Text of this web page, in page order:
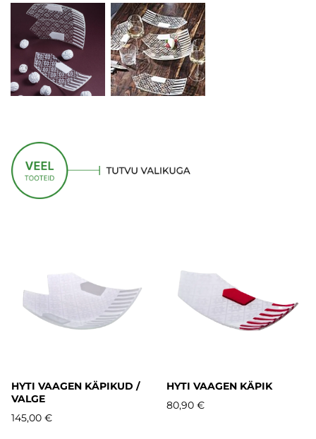
HYTI VAAGEN KÄPIKUD /
VALGE
145,00 €
HYTI VAAGEN KÄPIK
80,90 €